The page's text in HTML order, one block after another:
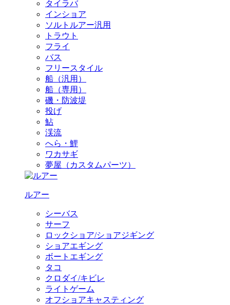
タイラバ
インショア
ソルトルアー汎用
トラウト
フライ
バス
フリースタイル
船（汎用）
船（専用）
磯・防波堤
投げ
鮎
渓流
へら・鯉
ワカサギ
夢屋（カスタムパーツ）
ルアー
シーバス
サーフ
ロックショア/ショアジギング
ショアエギング
ボートエギング
タコ
クロダイ/キビレ
ライトゲーム
オフショアキャスティング